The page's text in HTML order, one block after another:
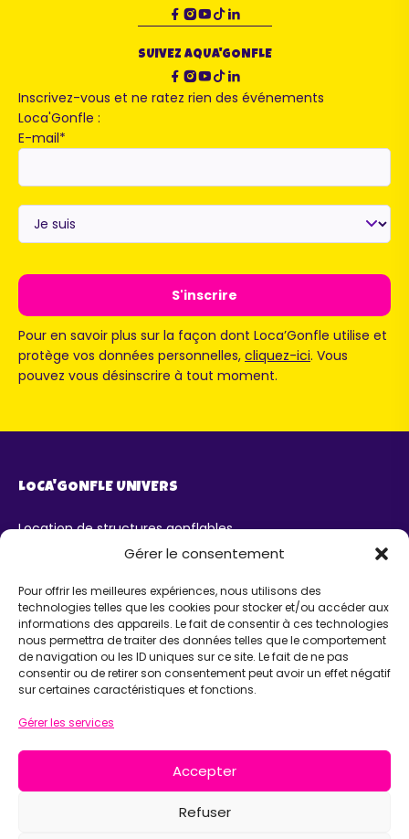
Gérer le consentement
Pour offrir les meilleures expériences, nous utilisons des
technologies telles que les cookies pour stocker et/ou accéder aux
informations des appareils. Le fait de consentir à ces technologies
nous permettra de traiter des données telles que le comportement
de navigation ou les ID uniques sur ce site. Le fait de ne pas
consentir ou de retirer son consentement peut avoir un effet négatif
sur certaines caractéristiques et fonctions.
Gérer les services
Accepter
Refuser
SUIVEZ AQUA'GONFLE
Inscrivez-vous et ne ratez rien des événements
Loca'Gonfle :
E-mail*
Je
suis*
Pour en savoir plus sur la façon dont Loca’Gonfle utilise et
protège vos données personnelles, cliquez-ici. Vous
pouvez vous désinscrire à tout moment.
LOCA'GONFLE UNIVERS
Location de structures gonflables
Parc Loca'Gonfle XXL Colmar
Karting ludo-éducatif
AIDE
Chatbot IA Maurice
Infos pratiques
INFORMATIONS
Loca'Gonfle Eurl Z.A RODOLPHE, 68840 PULVERSHEIM